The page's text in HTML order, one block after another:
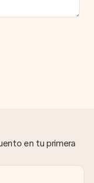
en tu primera